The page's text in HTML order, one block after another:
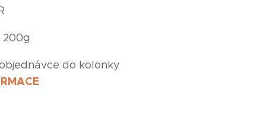
200g
do kolonky